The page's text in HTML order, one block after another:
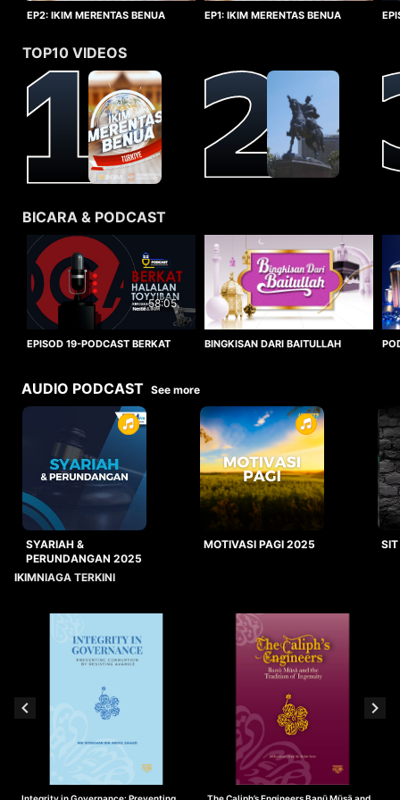
EP2: IKIM MERENTAS BENUA
EP1: IKIM MERENTAS BENUA
TOP10 VIDEOS
BICARA & PODCAST
58:05
EPISOD 19-PODCAST BERKAT
BINGKISAN DARI BAITULLAH
AUDIO PODCAST See more
SYARIAH &
PERUNDANGAN 2025
MOTIVASI PAGI 2025
IKIMNIAGA TERKINI